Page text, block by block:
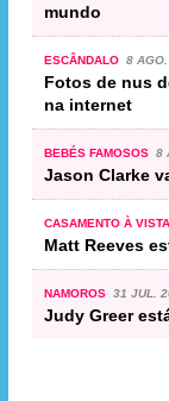
mundo
ESCÂNDALO 8
Fotos de nus
na internet
BEBÉS FAMOSOS 8
Jason Clarke
CASAMENTO À VISTA
Matt Reeves
NAMOROS 31 JUL.
Judy Greer